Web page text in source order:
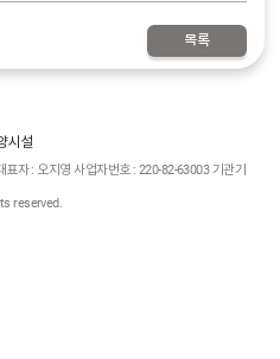
E-mail(ysseniorl1@naver.com) , 방문
통보
할 수 있습니다.
목록
시설
자 : 오지영 사업자번호 : 220-82-63003 기관기
reserved.